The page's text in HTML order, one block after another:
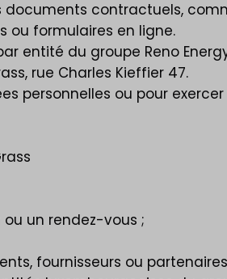
documents contractuels,
ou formulaires en ligne.
entité du groupe Reno
rue Charles Kieffier 47.
personnelles ou pour
un rendez-vous ;
fournisseurs ou